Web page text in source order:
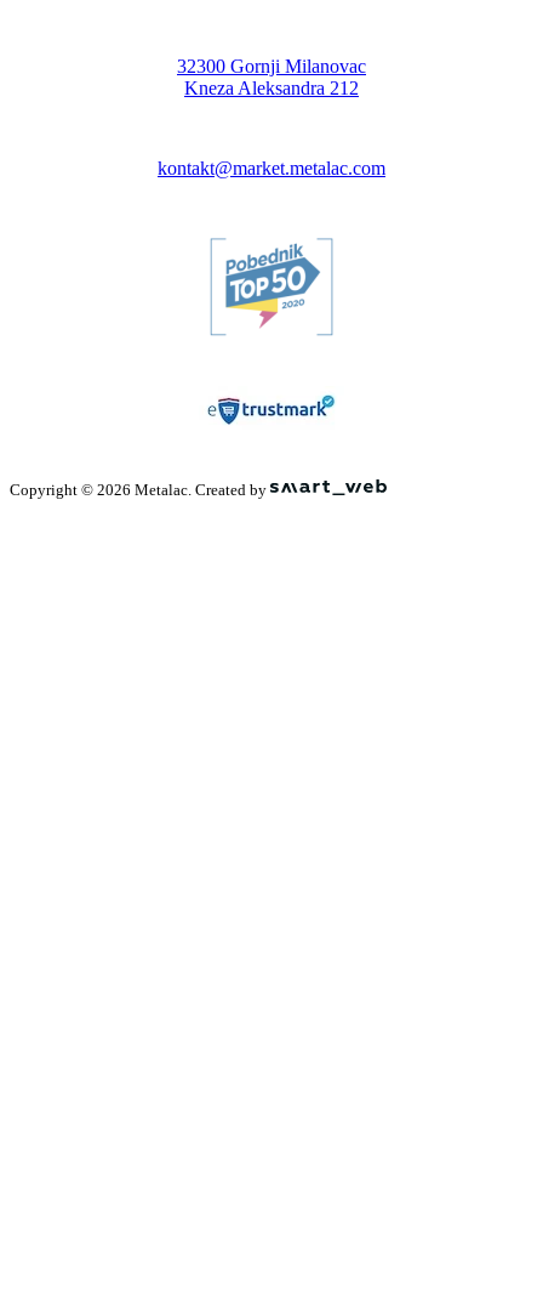
32300 Gornji Milanovac
Kneza Aleksandra 212
kontakt@market.metalac.com
Copyright © 2026 Metalac. Created by